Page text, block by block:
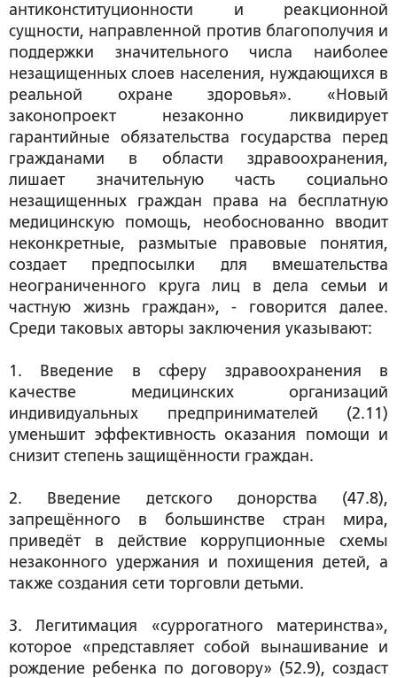
антиконституционности и реакционной
сущности, направленной против благополучия и
поддержки значительного числа наиболее
незащищенных слоев населения, нуждающихся в
реальной охране здоровья». «Новый
законопроект незаконно ликвидирует
гарантийные обязательства государства перед
гражданами в области здравоохранения,
лишает значительную часть социально
незащищенных граждан права на бесплатную
медицинскую помощь, необоснованно вводит
неконкретные, размытые правовые понятия,
создает предпосылки для вмешательства
неограниченного круга лиц в дела семьи и
частную жизнь граждан», - говорится далее.
Среди таковых авторы заключения указывают:
1. Введение в сферу здравоохранения в
качестве медицинских организаций
индивидуальных предпринимателей (2.11)
уменьшит эффективность оказания помощи и
снизит степень защищённости граждан.
2. Введение детского донорства (47.8),
запрещённого в большинстве стран мира,
приведёт в действие коррупционные схемы
незаконного удержания и похищения детей, а
также создания сети торговли детьми.
3. Легитимация «суррогатного материнства»,
которое «представляет собой вынашивание и
рождение ребенка по договору» (52.9), создаст